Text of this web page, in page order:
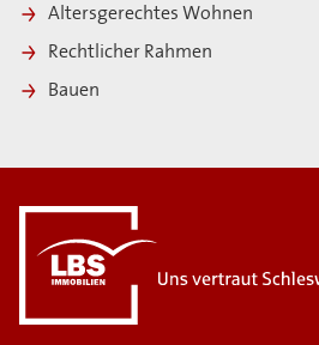
Altersgerechtes Wohnen
Rechtlicher Rahmen
Bauen